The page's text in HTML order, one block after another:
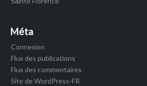
Méta
Connexion
Flux des publications
Flux des commentaires
Site de WordPress-FR